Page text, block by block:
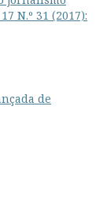
N.º 31 (2017):
de